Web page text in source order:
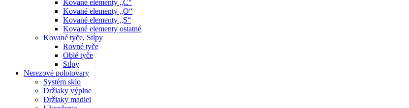
Kované elementy „C“
Kované elementy „O“
Kované elementy „S“
Kované elementy ostatné
Kované tyče, Stĺpy
Rovné tyče
Oblé tyče
Stĺpy
Nerezové polotovary
Systém sklo
Držiaky výplne
Držiaky madiel